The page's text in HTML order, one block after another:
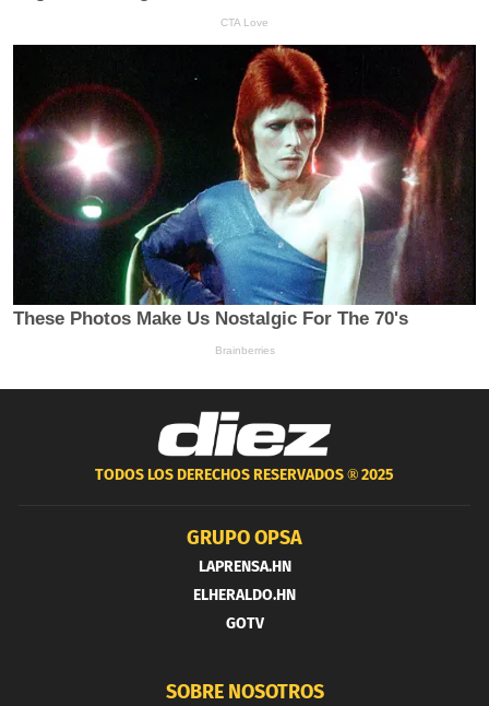
TODOS LOS DERECHOS RESERVADOS ®2025
GRUPO OPSA
LAPRENSA.HN
ELHERALDO.HN
GOTV
SOBRE NOSOTROS